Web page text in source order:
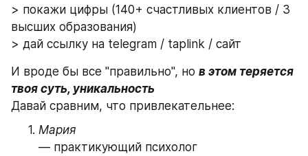
> покажи цифры (140+ счастливых клиентов / 3
высших образования)
> дай ссылку на telegram / taplink / сайт
И вроде бы все "правильно", но в этом теряется
Давай сравним, что привлекательнее:
Мария
— практикующий психолог